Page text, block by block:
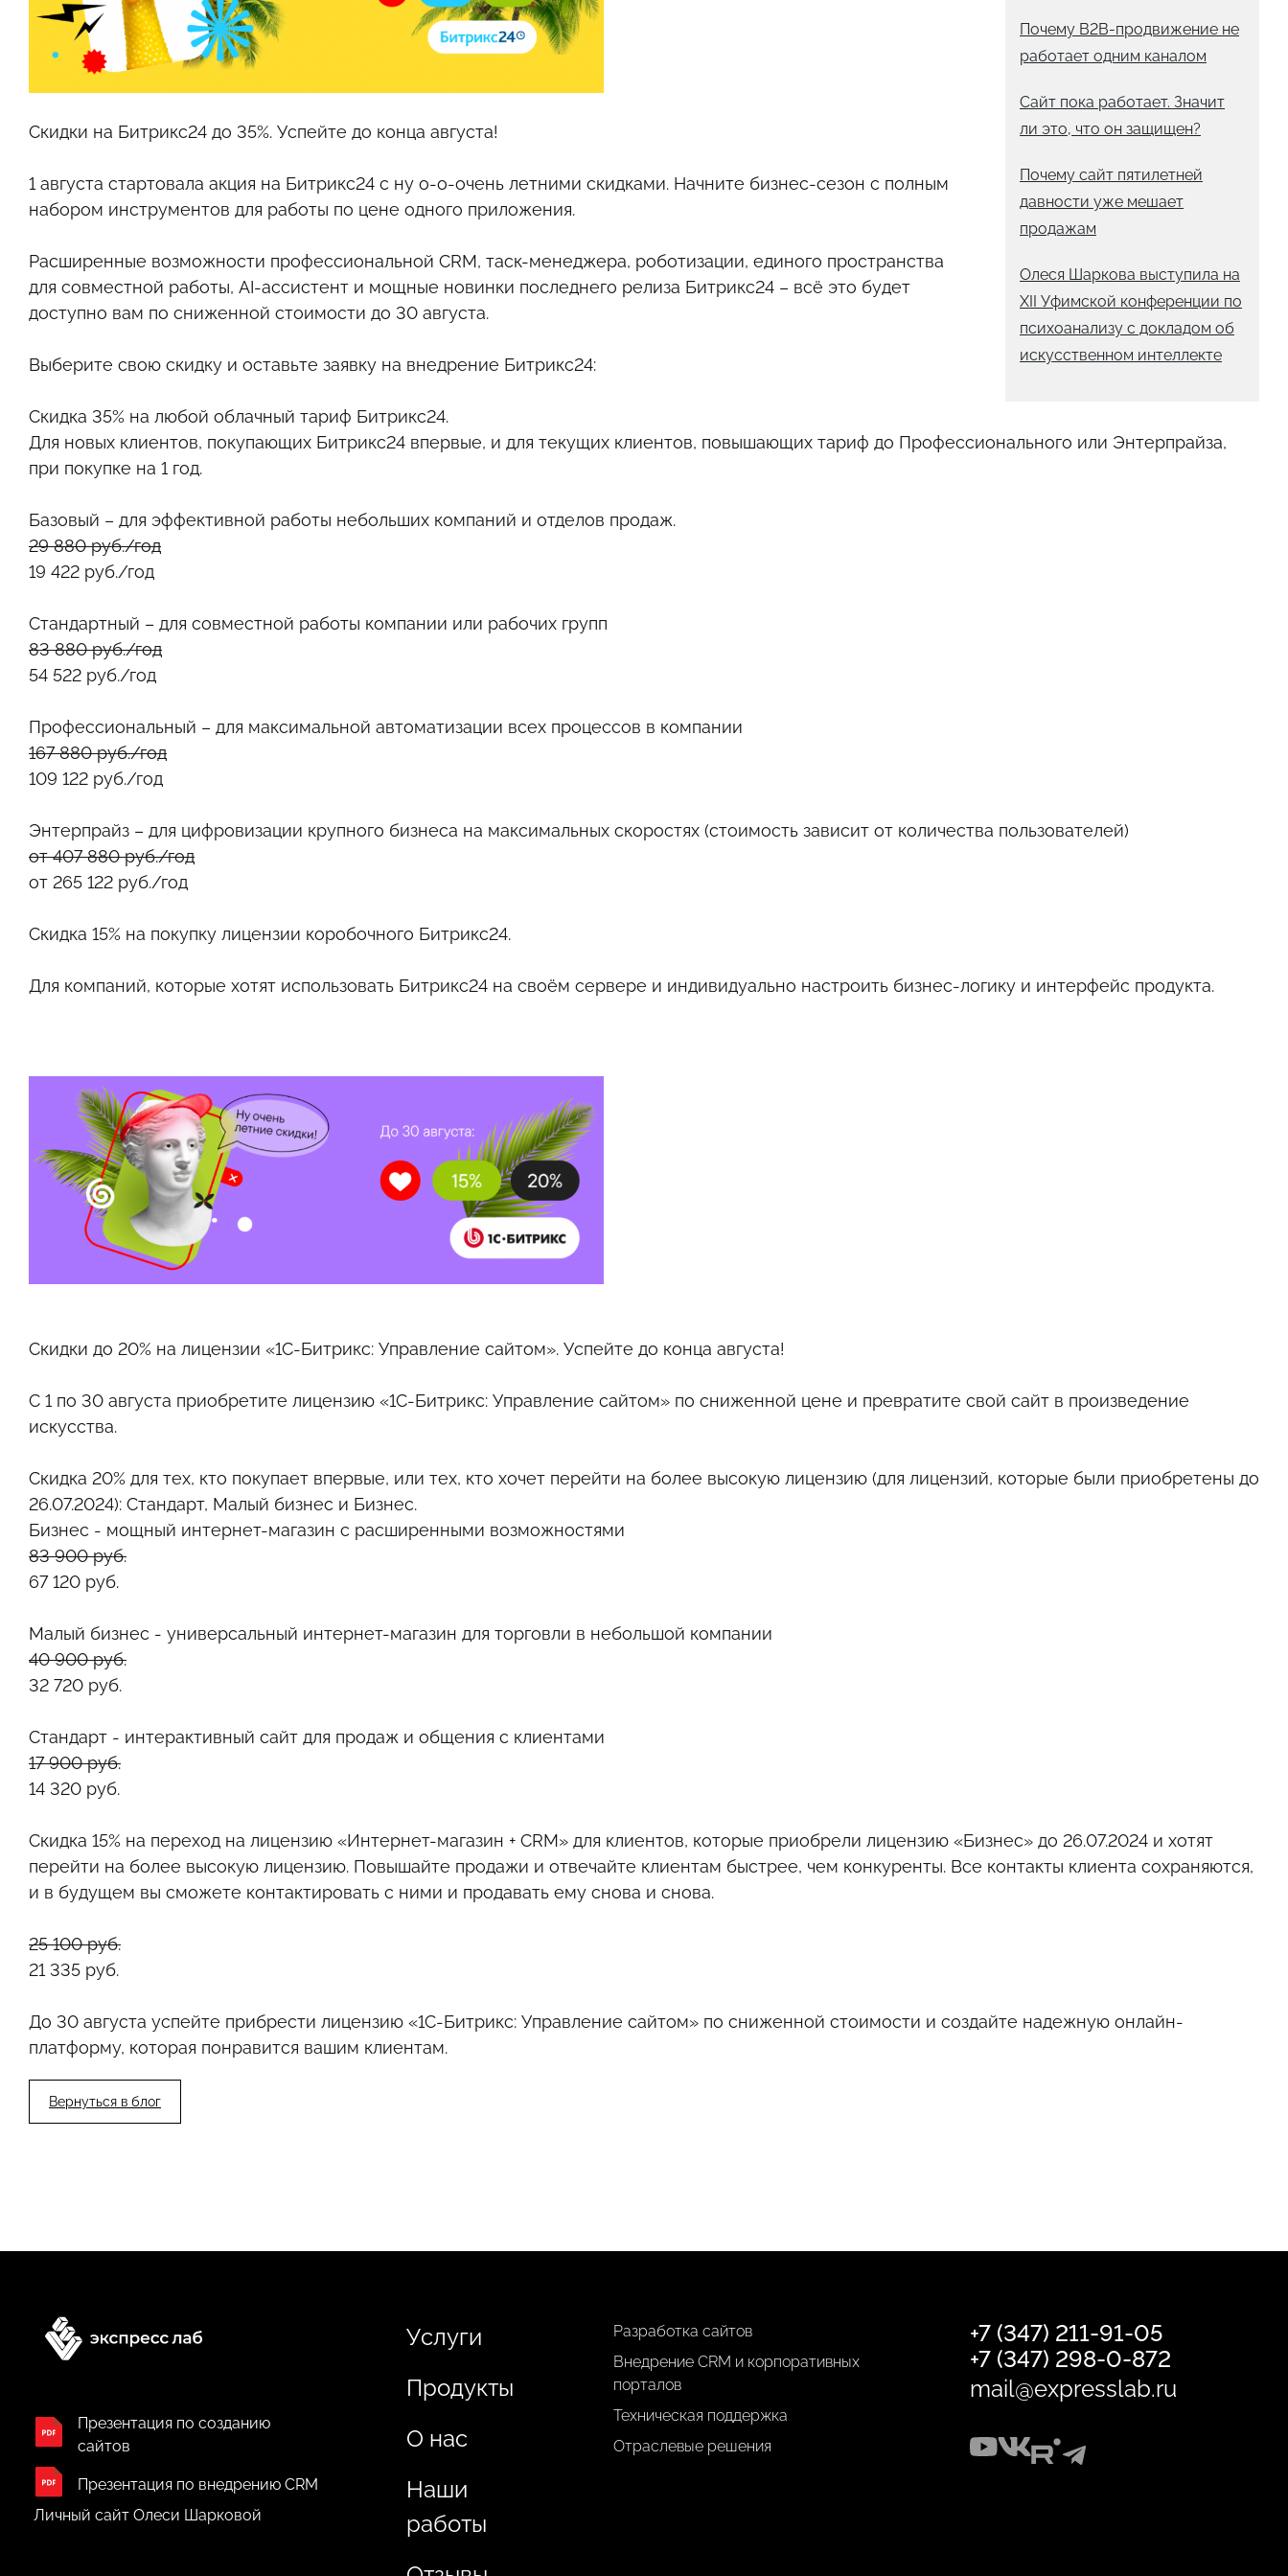
Почему B2B-продвижение не
работает одним каналом
Сайт пока работает. Значит
ли это, что он защищен?
Почему сайт пятилетней
давности уже мешает
продажам
Олеся Шаркова выступила на
XII Уфимской конференции по
психоанализу с докладом об
искусственном интеллекте
Скидки на Битрикс24 до 35%. Успейте до конца августа!
1 августа стартовала акция на Битрикс24 с ну о-о-очень летними скидками. Начните бизнес-сезон с полным
набором инструментов для работы по цене одного приложения.
Расширенные возможности профессиональной CRM, таск-менеджера, роботизации, единого пространства
для совместной работы, AI-ассистент и мощные новинки последнего релиза Битрикс24 – всё это будет
доступно вам по сниженной стоимости до 30 августа.
Выберите свою скидку и оставьте заявку на внедрение Битрикс24:
Скидка 35% на любой облачный тариф Битрикс24.
Для новых клиентов, покупающих Битрикс24 впервые, и для текущих клиентов, повышающих тариф до Профессионального или Энтерпрайза,
при покупке на 1 год.
Базовый – для эффективной работы небольших компаний и отделов продаж.
29 880 руб./год
19 422 руб./год
Стандартный – для совместной работы компании или рабочих групп
83 880 руб./год
54 522 руб./год
Профессиональный – для максимальной автоматизации всех процессов в компании
167 880 руб./год
109 122 руб./год
Энтерпрайз – для цифровизации крупного бизнеса на максимальных скоростях (стоимость зависит от количества пользователей)
от 407 880 руб./год
от 265 122 руб./год
Скидка 15% на покупку лицензии коробочного Битрикс24.
Для компаний, которые хотят использовать Битрикс24 на своём сервере и индивидуально настроить бизнес-логику и интерфейс продукта.
Скидки до 20% на лицензии «1С-Битрикс: Управление сайтом». Успейте до конца августа!
С 1 по 30 августа приобретите лицензию «1С-Битрикс: Управление сайтом» по сниженной цене и превратите свой сайт в произведение
искусства.
Скидка 20% для тех, кто покупает впервые, или тех, кто хочет перейти на более высокую лицензию (для лицензий, которые были приобретены до
26.07.2024): Стандарт, Малый бизнес и Бизнес.
Бизнес - мощный интернет-магазин с расширенными возможностями
83 900 руб.
67 120 руб.
Малый бизнес - универсальный интернет-магазин для торговли в небольшой компании
40 900 руб.
32 720 руб.
Стандарт - интерактивный сайт для продаж и общения с клиентами
17 900 руб.
14 320 руб.
Скидка 15% на переход на лицензию «Интернет-магазин + CRM» для клиентов, которые приобрели лицензию «Бизнес» до 26.07.2024 и хотят
перейти на более высокую лицензию. Повышайте продажи и отвечайте клиентам быстрее, чем конкуренты. Все контакты клиента сохраняются,
и в будущем вы сможете контактировать с ними и продавать ему снова и снова.
25 100 руб.
21 335 руб.
До 30 августа успейте прибрести лицензию «1С-Битрикс: Управление сайтом» по сниженной стоимости и создайте надежную онлайн-
платформу, которая понравится вашим клиентам.
Вернуться в блог
Презентация по созданию
сайтов
Презентация по внедрению CRM
Личный сайт Олеси Шарковой
Услуги
Продукты
О нас
Наши
работы
Разработка сайтов
Внедрение CRM и корпоративных
порталов
Техническая поддержка
Отраслевые решения
+7 (347) 211-91-05
+7 (347) 298-0-872
mail@expresslab.ru